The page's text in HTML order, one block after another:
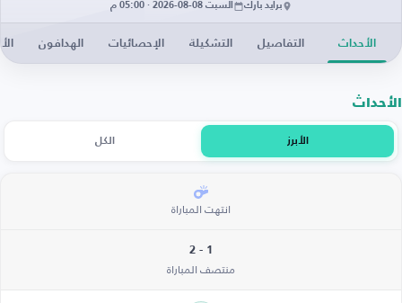
برايد بارك السبت 08-08-2026 · 05:00 م
الأحداث التفاصيل التشكيلة الإحصائيات الهدافون
الأحداث
الأبرز الكل
انتهت المباراة
1 - 2
منتصف المباراة